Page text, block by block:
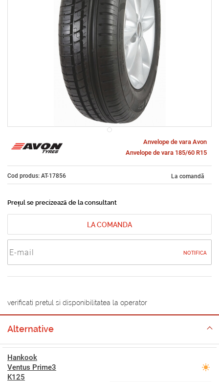
Anvelope de vara Avon
Anvelope de vara 185/60 R15
Cod produs: AT-17856 La comandă
Prețul se precizează de la consultant
LA COMANDA
NOTIFICA
verificati pretul si disponibilitatea la operator
Alternative
Hankook
Ventus Prime3
K125